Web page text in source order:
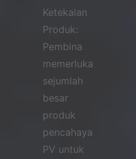
Ketekalan
Produk:
Pembina
memerlukan
sejumlah
besar
produk
pencahayaan
PV untuk